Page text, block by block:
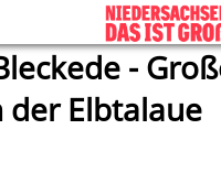
-
der Elbtalaue